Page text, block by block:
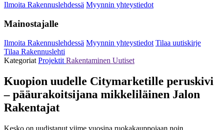
Ilmoita Rakennuslehdessä Myynnin yhteystiedot
Mainostajalle
Ilmoita Rakennuslehdessä Myynnin yhteystiedot Tilaa uutiskirje
Tilaa Rakennuslehti
Kategoriat Projektit Rakentaminen Uutiset
Kuopion uudelle Citymarketille peruskivi
– pääurakoitsijana mikkeliläinen Jalon
Rakentajat
Kesko on uudistanut viime vuosina ruokakauppojaan noin